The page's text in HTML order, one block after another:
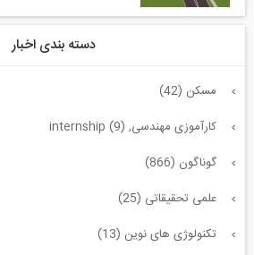
دسته بندی اخبار
مسکن (42)
کارآموزی مهندسی, internship (9)
گوناگون (866)
علمی تحقیقاتی (25)
تکنولوژی های نوین (13)